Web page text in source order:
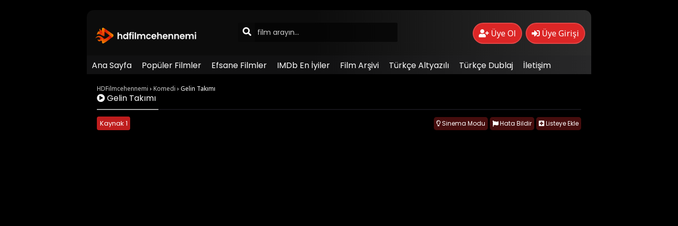
Üye Ol Üye Girişi
Ana Sayfa Popüler Filmler Efsane Filmler IMDb En İyiler Film Arşivi Türkçe Altyazılı Türkçe Dublaj İletişim
HDFilmcehennemi › Komedi › Gelin Takımı
Gelin Takımı
Kaynak 1 Listeye Ekle
Hata Bildir
Sinema Modu